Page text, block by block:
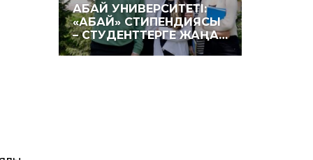
АБАЙ УНИВЕРСИТЕТІ:
«АБАЙ» СТИПЕНДИЯСЫ
– СТУДЕНТТЕРГЕ ЖАҢА…